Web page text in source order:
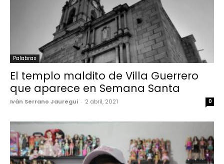
Palabras
El templo maldito de Villa Guerrero
que aparece en Semana Santa
Iván Serrano Jauregui - 2 abril, 2021 0